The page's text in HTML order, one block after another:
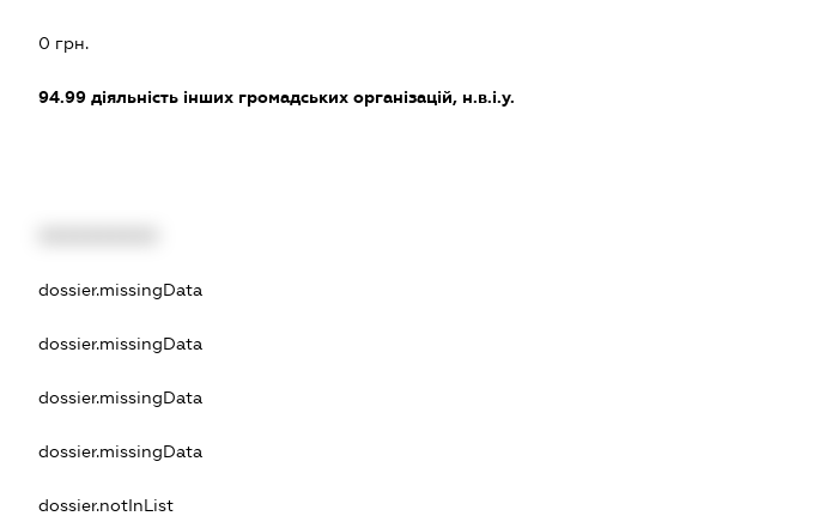
0 грн.
94.99 діяльність інших громадських організацій, н.в.і.у.
dossier.missingData
dossier.missingData
dossier.missingData
dossier.missingData
dossier.notInList